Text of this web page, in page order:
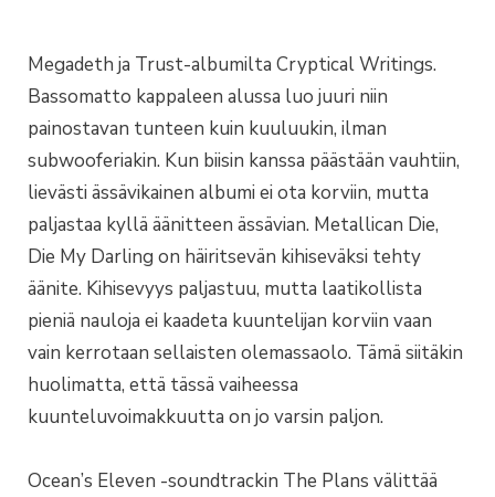
Megadeth ja Trust-albumilta Cryptical Writings.
Bassomatto kappaleen alussa luo juuri niin
painostavan tunteen kuin kuuluukin, ilman
subwooferiakin. Kun biisin kanssa päästään vauhtiin,
lievästi ässävikainen albumi ei ota korviin, mutta
paljastaa kyllä äänitteen ässävian. Metallican Die,
Die My Darling on häiritsevän kihiseväksi tehty
äänite. Kihisevyys paljastuu, mutta laatikollista
pieniä nauloja ei kaadeta kuuntelijan korviin vaan
vain kerrotaan sellaisten olemassaolo. Tämä siitäkin
huolimatta, että tässä vaiheessa
kuunteluvoimakkuutta on jo varsin paljon.
Ocean’s Eleven -soundtrackin The Plans välittää